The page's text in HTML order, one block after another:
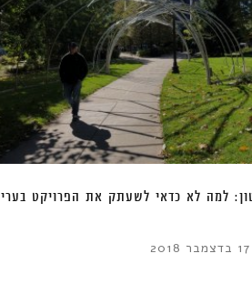
למה לא כדאי לשעתק את הפרויקט בערי
17 בדצמבר 2018